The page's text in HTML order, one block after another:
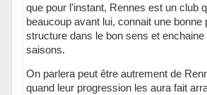
que pour l'instant, Rennes est un club
beaucoup avant lui, connait une bonne
structure dans le bon sens et
saisons.
On parlera peut être autrement de
quand leur progression les aura fait